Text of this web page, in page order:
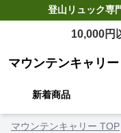
登山リュック専
10,000円
マウンテンキャリー
新着商品
マウンテンキャリー TOP